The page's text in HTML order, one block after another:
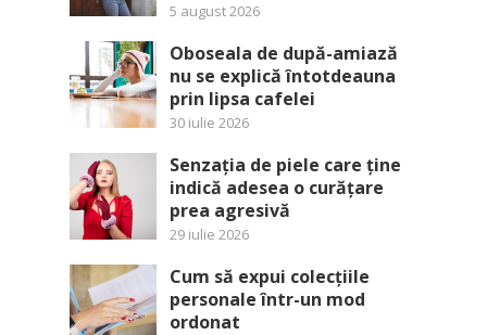
5 august 2026
Oboseala de după-amiază
nu se explică întotdeauna
prin lipsa cafelei
30 iulie 2026
Senzația de piele care ține
indică adesea o curățare
prea agresivă
29 iulie 2026
Cum să expui colecțiile
personale într-un mod
ordonat